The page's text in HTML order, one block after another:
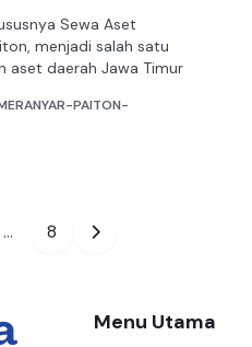
Sewa Aset
menjadi salah satu
daerah Jawa Timur
PAITON-
... 8
Menu Utama